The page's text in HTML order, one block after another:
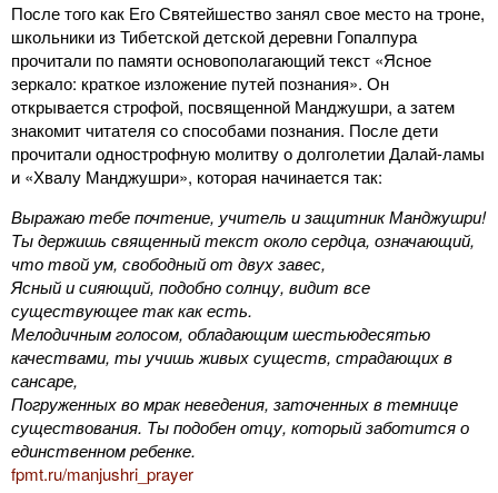
После того как Его Святейшество занял свое место на троне,
школьники из Тибетской детской деревни Гопалпура
прочитали по памяти основополагающий текст «Ясное
зеркало: краткое изложение путей познания». Он
открывается строфой, посвященной Манджушри, а затем
знакомит читателя со способами познания. После дети
прочитали однострофную молитву о долголетии Далай-ламы
и «Хвалу Манджушри», которая начинается так:
Выражаю тебе почтение, учитель и защитник Манджушри!
Ты держишь священный текст около сердца, означающий,
что твой ум, свободный от двух завес,
Ясный и сияющий, подобно солнцу, видит все
существующее так как есть.
Мелодичным голосом, обладающим шестьюдесятью
качествами, ты учишь живых существ, страдающих в
сансаре,
Погруженных во мрак неведения, заточенных в темнице
существования. Ты подобен отцу, который заботится о
единственном ребенке.
fpmt.ru/manjushri_prayer